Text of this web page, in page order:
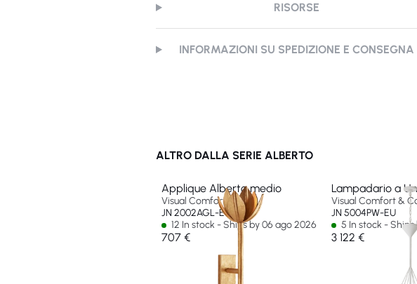
RISORSE
INFORMAZIONI SU SPEDIZIONE E CONSEGNA
ALTRO DALLA SERIE ALBERTO
Applique Alberto medio
Visual Comfort & Co
JN 2002AGL-EU
12 In stock - Ships by 06 ago 2026
707 €
Lampadario a
Visual Comfort &
JN 5004PW-EU
5 In stock - Ships
3 122 €